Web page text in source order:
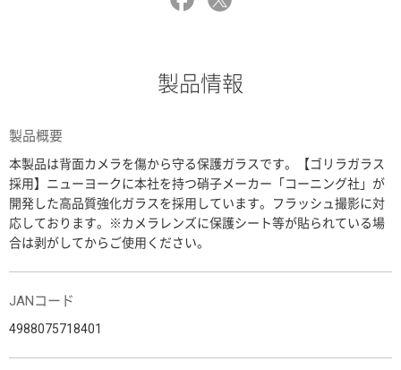
製品情報
製品概要
本製品は背面カメラを傷から守る保護ガラスです。【ゴリラガラス
採用】ニューヨークに本社を持つ硝子メーカー「コーニング社」が
開発した高品質強化ガラスを採用しています。フラッシュ撮影に対
応しております。※カメラレンズに保護シート等が貼られている場
合は剥がしてからご使用ください。
JANコード
4988075718401